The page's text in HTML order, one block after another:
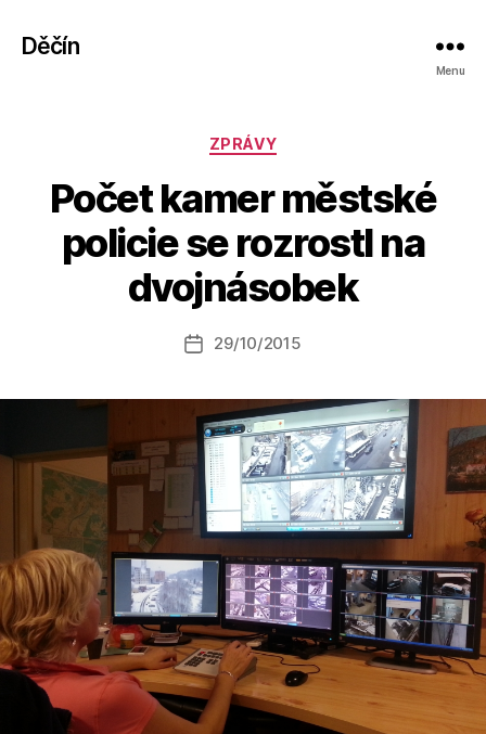
Děčín
Menu
Rubriky
ZPRÁVY
Počet kamer městské
policie se rozrostl na
dvojnásobek
Autor
příspěvku
u
o
a
s
o
Datum
29/10/2015